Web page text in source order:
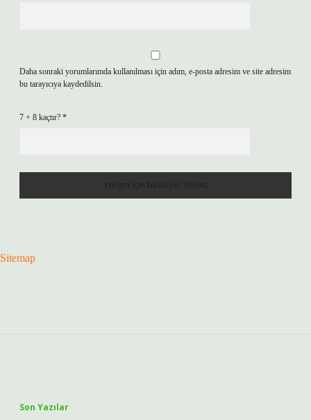
Daha sonraki yorumlarımda kullanılması için adım, e-posta adresim ve site adresim
bu tarayıcıya kaydedilsin.
7 + 8 kaçtır? *
Sitemap
Son Yazılar